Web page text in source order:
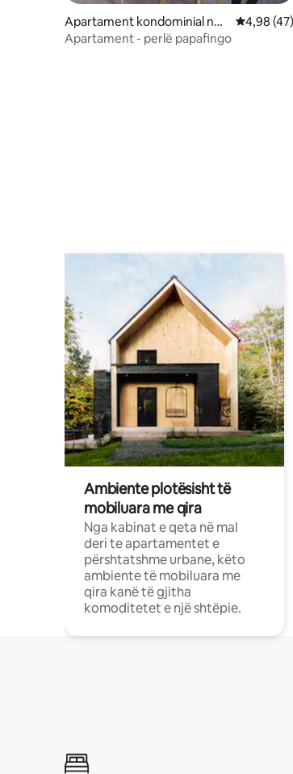
Apartament kondominial në
Wolnzach
Vlerësimi
4,98 (47)
Apartament - perlë papafingo
Ambiente plotësisht të
mobiluara me qira
Nga kabinat e qeta në mal
deri te apartamentet e
përshtatshme urbane, këto
ambiente të mobiluara me
qira kanë të gjitha
komoditetet e një shtëpie.